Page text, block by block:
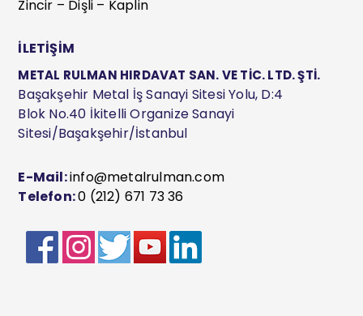
Zincir – Dişli – Kaplin
İLETİŞİM
METAL RULMAN HIRDAVAT SAN. VE TİC. LTD. ŞTİ.
Başakşehir Metal İş Sanayi Sitesi Yolu, D:4
Blok No.40 İkitelli Organize Sanayi
Sitesi/Başakşehir/İstanbul
E-Mail:info@metalrulman.com
Telefon:0 (212) 671 73 36